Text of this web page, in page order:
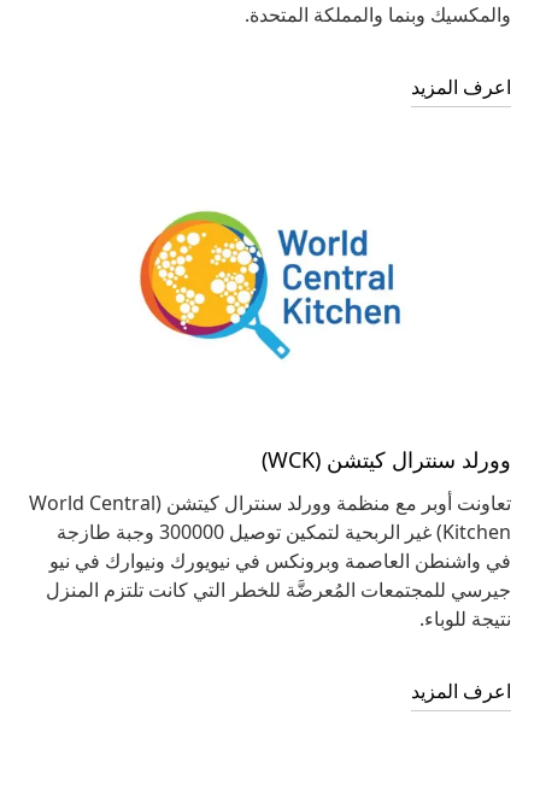
والمكسيك وبنما والمملكة المتحدة.
اعرف المزيد
وورلد سنترال كيتشن (WCK)
تعاونت أوبر مع منظمة وورلد سنترال كيتشن (World Central
Kitchen) غير الربحية لتمكين توصيل 300000 وجبة طازجة
في واشنطن العاصمة وبرونكس في نيويورك ونيوارك في نيو
جيرسي للمجتمعات المُعرضَّة للخطر التي كانت تلتزم المنزل
نتيجة للوباء.
اعرف المزيد